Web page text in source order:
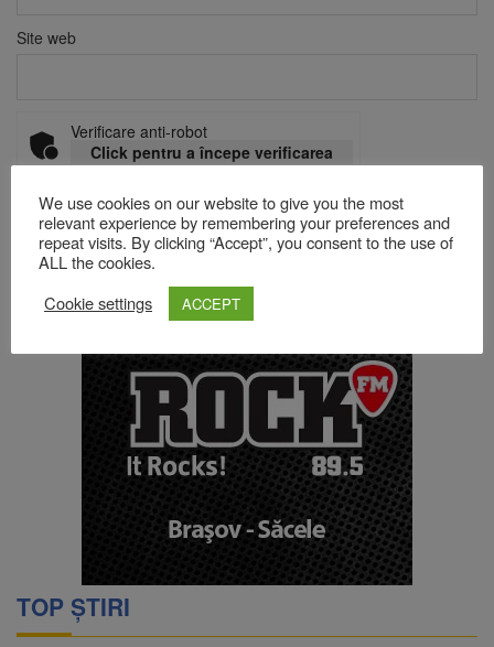
Site web
Verificare anti-robot
Click pentru a începe verificarea
Acest site folosește Akismet pentru a reduce spamul.
sunt procesate datele comentariilor tale
TOP ȘTIRI
We use cookies on our website to give you the most
relevant experience by remembering your preferences and
repeat visits. By clicking “Accept”, you consent to the use of
ALL the cookies.
Cookie settings
ACCEPT